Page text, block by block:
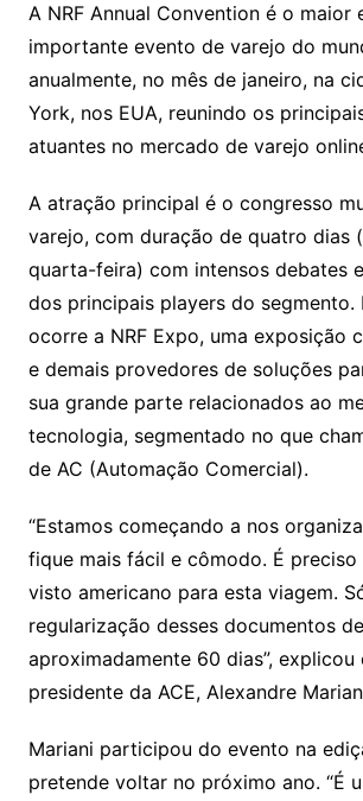
A NRF Annual Convention é o maior
importante evento de varejo do
anualmente, no mês de janeiro, na
York, nos EUA, reunindo os
atuantes no mercado de varejo
A atração principal é o congresso
varejo, com duração de quatro dias
quarta-feira) com intensos debates
dos principais players do segmento.
ocorre a NRF Expo, uma exposição
e demais provedores de soluções
sua grande parte relacionados ao
tecnologia, segmentado no que
de AC (Automação Comercial).
“Estamos começando a nos
fique mais fácil e cômodo. É
visto americano para esta viagem.
regularização desses documentos
aproximadamente 60 dias”, explicou
presidente da ACE, Alexandre
Mariani participou do evento na
pretende voltar no próximo ano. “É